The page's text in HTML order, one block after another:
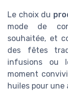
Le choix du
mode de
souhaitée, et
des fêtes
infusions ou
moment
huiles pour une